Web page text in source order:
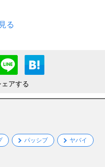
る
アする
パッシブ ヤバイ